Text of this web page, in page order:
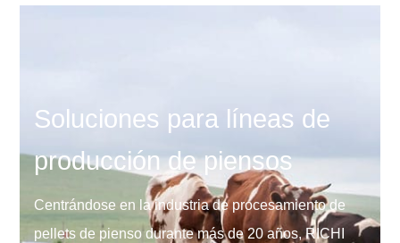
Soluciones para líneas de
producción de piensos
Centrándose en la industria de procesamiento de
pellets de pienso durante más de 20 años, RICHI